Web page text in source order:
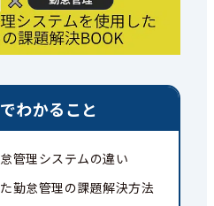
わかること
管理システムの違い
勤怠管理の課題解決方法